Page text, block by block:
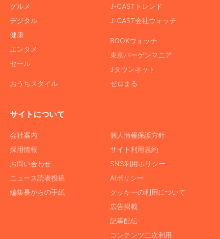
グルメ
デジタル
健康
エンタメ
セール
おうちスタイル
J-CASTトレンド
J-CAST会社ウォッチ
BOOKウォッチ
東京バーゲンマニア
Jタウンネット
ゼロまる
サイトについて
会社案内
採用情報
お問い合わせ
ニュース読者投稿
編集長からの手紙
個人情報保護方針
サイト利用規約
SNS利用ポリシー
AIポリシー
クッキーの利用について
広告掲載
記事配信
コンテンツ二次利用